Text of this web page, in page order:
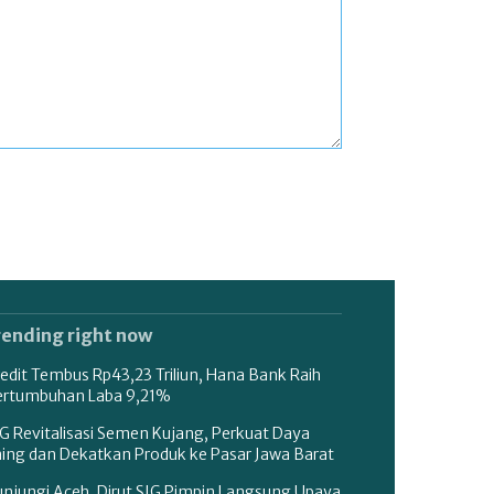
right now
Tembus Rp43,23 Triliun, Hana Bank Raih
Laba 9,21%
Revitalisasi Semen Kujang, Perkuat Daya
dan Dekatkan Produk ke Pasar Jawa Barat